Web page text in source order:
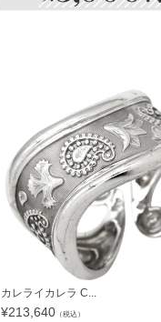
カレライカレラ C...
¥213,640 （税込）